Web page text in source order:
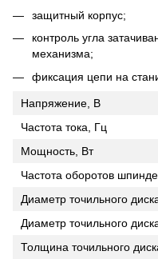
защитный корпус;
контроль угла
механизма;
фиксация цепи на
Напряжение, В
Частота тока, Гц
Мощность, Вт
Частота оборотов
Диаметр точильного
Диаметр точильного
Толщина точильного